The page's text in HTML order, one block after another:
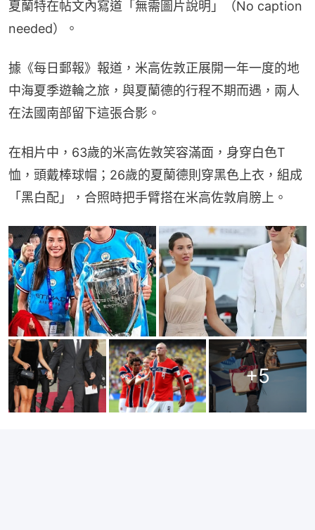
夏蘭特在帖文內寫道「無需圖片說明」（No caption
needed）。
據《每日郵報》報道，米高佐敦正展開一年一度的地
中海夏季遊輪之旅，與夏蘭德的行程不期而遇，兩人
在法國南部留下這張合影。
在相片中，63歲的米高佐敦笑容滿面，身穿白色T
恤，頭戴棒球帽；26歲的夏蘭德則穿黑色上衣，組成
「黑白配」，合照時把手臂搭在米高佐敦肩膀上。
+5